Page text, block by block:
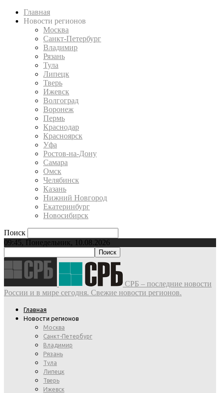
Главная
Новости регионов
Москва
Санкт-Петербург
Владимир
Рязань
Тула
Липецк
Тверь
Ижевск
Волгоград
Воронеж
Пермь
Краснодар
Красноярск
Уфа
Ростов-на-Дону
Самара
Омск
Челябинск
Казань
Нижний Новгород
Екатеринбург
Новосибирск
Поиск
09:45, Понедельник, 10.08.2026
СРБ – последние новости
России и в мире сегодня. Свежие новости регионов.
Главная
Новости регионов
Москва
Санкт-Петербург
Владимир
Рязань
Тула
Липецк
Тверь
Ижевск